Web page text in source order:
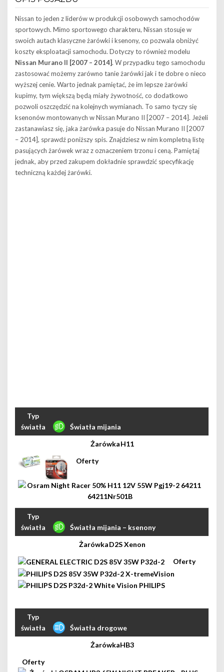
Nissan to jeden z liderów w produkcji osobowych samochodów
sportowych. Mimo sportowego charakteru, Nissan stosuje w
swoich autach klasyczne żarówki i ksenony, co pozwala obniżyć
koszty eksploatacji samochodu. Dotyczy to również modelu
Nissan Murano II [2007 – 2014]. W przypadku tego samochodu
zastosować możemy zarówno tanie żarówki jak i te dobre o nieco
wyższej cenie. Warto jednak pamiętać, że im lepsze żarówki
kupimy, tym większą będą miały żywotność, co dodatkowo
pozwoli oszczędzić na kolejnych wymianach. To samo tyczy się
ksenonów montowanych w Nissan Murano II [2007 – 2014]. Jeżeli
zastanawiasz się, jaka żarówka pasuje do Nissan Murano II [2007
– 2014], sprawdź poniższy spis. Znajdziesz w nim kompletną listę
pasujących żarówek wraz z oznaczeniem trzonu i ceną. Pamiętaj
jednak, aby przed zakupem dokładnie sprawdzić specyfikację
techniczną każdej żarówki.
Światła mijania
H11
Światła mijania – ksenony
D2S Xenon
Światła drogowe
HB3